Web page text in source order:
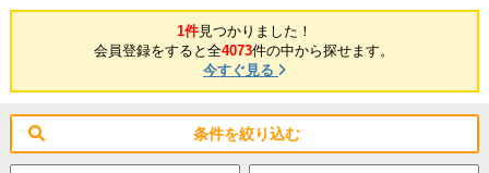
1件見つかりました！
会員登録をすると全4073件の中から探せます。
今すぐ見る
条件を絞り込む